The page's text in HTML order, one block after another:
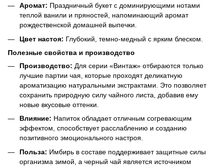
Аромат: Праздничный букет с доминирующими нотами
теплой ванили и пряностей, напоминающий аромат
рождественской домашней выпечки.
Цвет настоя: Глубокий, темно-медный с ярким блеском.
Полезные свойства и производство
Производство: Для серии «Винтаж» отбираются только
лучшие партии чая, которые проходят деликатную
ароматизацию натуральными экстрактами. Это позволяет
сохранить природную силу чайного листа, добавив ему
новые вкусовые оттенки.
Влияние: Напиток обладает отличным согревающим
эффектом, способствует расслаблению и созданию
позитивного эмоционального настроя.
Польза: Имбирь в составе поддерживает защитные силы
организма зимой, а черный чай является источником